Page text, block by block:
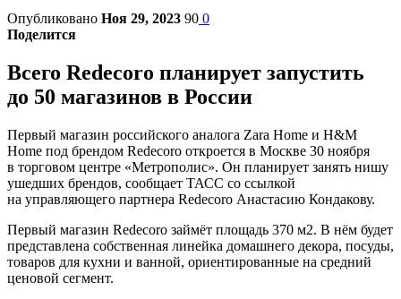
Опубликовано Ноя 29, 2023 90 0
Поделится
Всего Redecoro планирует запустить
до 50 магазинов в России
Первый магазин российского аналога Zara Home и H&M
Home под брендом Redecoro откроется в Москве 30 ноября
в торговом центре «Метрополис». Он планирует занять нишу
ушедших брендов, сообщает ТАСС со ссылкой
на управляющего партнера Redecoro Анастасию Кондакову.
Первый магазин Redecoro займёт площадь 370 м2. В нём будет
представлена собственная линейка домашнего декора, посуды,
товаров для кухни и ванной, ориентированные на средний
ценовой сегмент.